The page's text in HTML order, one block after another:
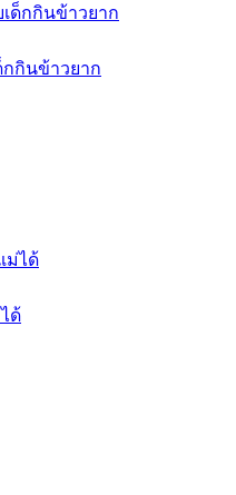
ายเป็นคุณพ่อ
กินข้าวยาก